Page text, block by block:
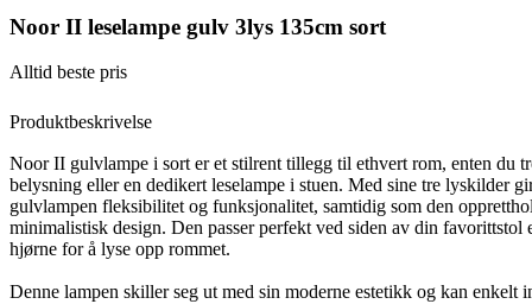
Noor II leselampe gulv 3lys 135cm sort
Alltid beste pris
Produktbeskrivelse
Noor II gulvlampe i sort er et stilrent tillegg til ethvert rom, enten du
belysning eller en dedikert leselampe i stuen. Med sine tre lyskilder
gulvlampen fleksibilitet og funksjonalitet, samtidig som den
minimalistisk design. Den passer perfekt ved siden av din favorittstol
hjørne for å lyse opp rommet.
Denne lampen skiller seg ut med sin moderne estetikk og kan enkelt